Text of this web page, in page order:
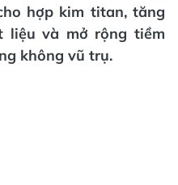
hợp kim titan, tăng
liệu và mở rộng tiềm
không vũ trụ.